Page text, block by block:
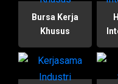
Bursa Kerja
Khusus